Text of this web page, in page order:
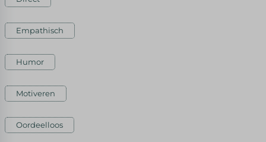
Empathisch
Humor
Motiveren
Oordeelloos